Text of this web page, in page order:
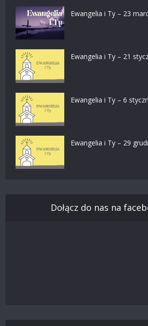
Ewangelia i Ty – 23
Ewangelia i Ty – 21
Ewangelia i Ty – 6
Ewangelia i Ty – 29
Dołącz do nas na